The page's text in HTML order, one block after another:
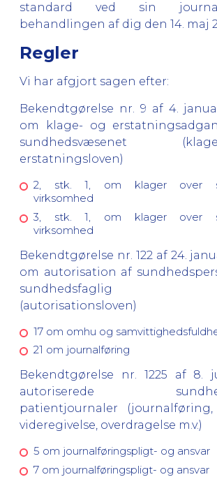
standard ved sin
behandlingen af dig den 14. maj
Regler
Vi har afgjort sagen efter:
Bekendtgørelse nr. 9 af 4.
om klage- og
sundhedsvæsenet
erstatningsloven)
2, stk. 1, om klager over
virksomhed
3, stk. 1, om klager over
virksomhed
Bekendtgørelse nr. 122 af 24.
om autorisation af
sundhedsfaglig
(autorisationsloven)
17 om omhu og
21 om journalføring
Bekendtgørelse nr. 1225 af 8.
autoriserede
patientjournaler
videregivelse, overdragelse m.v.)
5 om journalføringspligt- og ansvar
7 om journalføringspligt- og ansvar